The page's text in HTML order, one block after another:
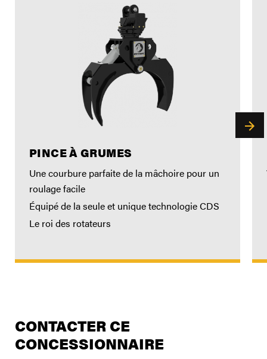
PINCE À GRUMES
Une courbure parfaite de la mâchoire pour un
roulage facile
Équipé de la seule et unique technologie CDS
Le roi des rotateurs
CONTACTER CE
CONCESSIONNAIRE